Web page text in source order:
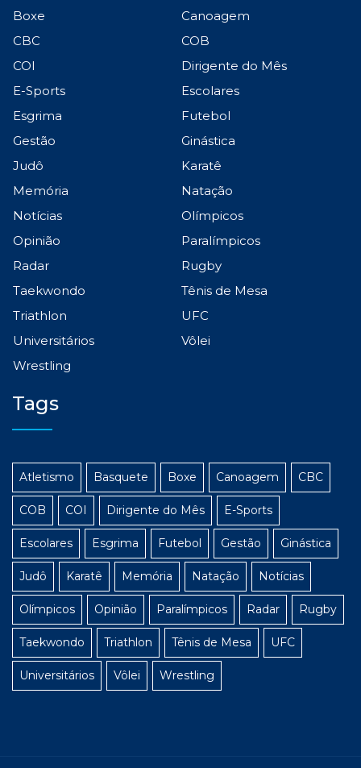
Boxe
Canoagem
CBC
COB
COI
Dirigente do Mês
E-Sports
Escolares
Esgrima
Futebol
Gestão
Ginástica
Judô
Karatê
Memória
Natação
Notícias
Olímpicos
Opinião
Paralímpicos
Radar
Rugby
Taekwondo
Tênis de Mesa
Triathlon
UFC
Universitários
Vôlei
Wrestling
Tags
Atletismo Basquete Boxe Canoagem CBC
COB COI Dirigente do Mês E-Sports
Escolares Esgrima Futebol Gestão Ginástica
Judô Karatê Memória Natação Notícias
Olímpicos Opinião Paralímpicos Radar Rugby
Taekwondo Triathlon Tênis de Mesa UFC
Universitários Vôlei Wrestling